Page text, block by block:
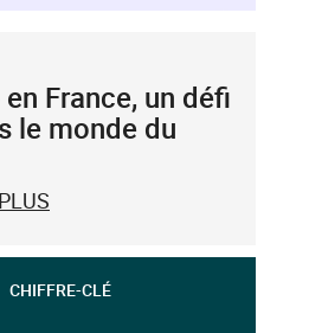
France, un défi
le monde du
CHIFFRE-CLÉ